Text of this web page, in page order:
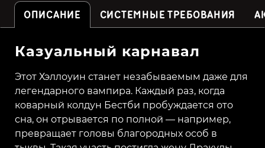
ОПИСАНИЕ СИСТЕМНЫЕ ТРЕБОВАНИЯ
Казуальный карнавал
Этот Хэллоуин станет незабываемым даже для
легендарного вампира. Каждый раз, когда
коварный колдун Бестби пробуждается ото
сна, он отрывается по полной — например,
превращает головы благородных особ в